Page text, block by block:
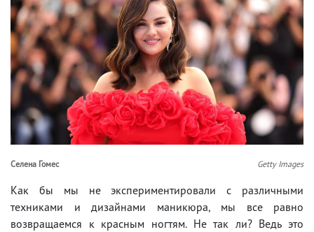
Селена Гомес Getty Images
Как бы мы не экспериментировали с различными
техниками и дизайнами маникюра, мы все равно
возвращаемся к красным ногтям. Не так ли? Ведь это